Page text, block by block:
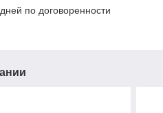
по договоренности